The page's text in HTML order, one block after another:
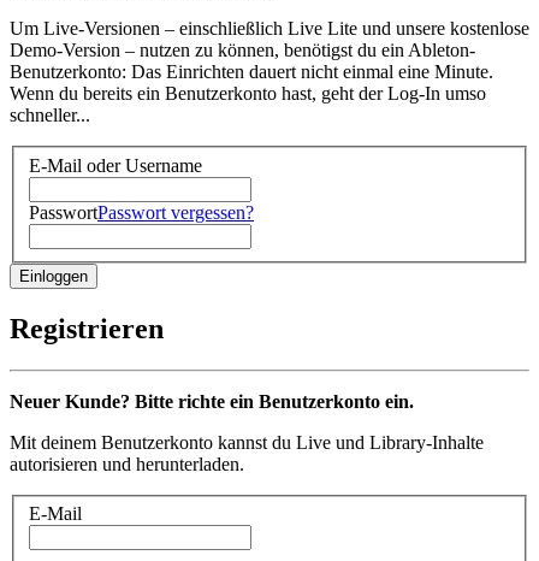
Um Live-Versionen – einschließlich Live Lite und unsere kostenlose
Demo-Version – nutzen zu können, benötigst du ein Ableton-
Benutzerkonto: Das Einrichten dauert nicht einmal eine Minute.
Wenn du bereits ein Benutzerkonto hast, geht der Log-In umso
schneller...
E-Mail oder Username
PasswortPasswort vergessen?
Registrieren
Neuer Kunde? Bitte richte ein Benutzerkonto ein.
Mit deinem Benutzerkonto kannst du Live und Library-Inhalte
autorisieren und herunterladen.
E-Mail